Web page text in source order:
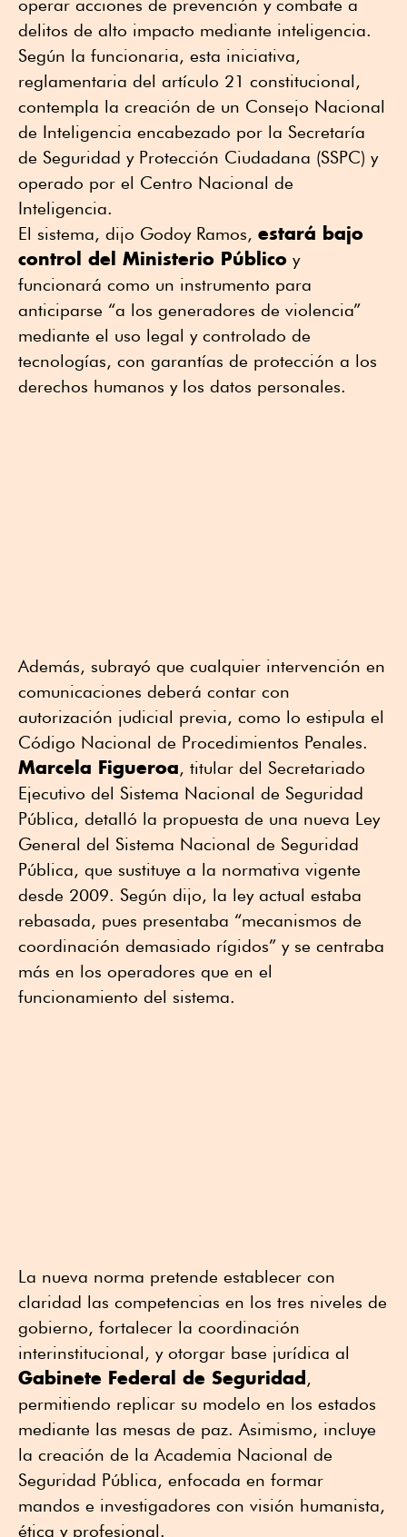
operar acciones de prevención y combate a
delitos de alto impacto mediante inteligencia.
Según la funcionaria, esta iniciativa,
reglamentaria del artículo 21 constitucional,
contempla la creación de un Consejo Nacional
de Inteligencia encabezado por la Secretaría
de Seguridad y Protección Ciudadana (SSPC) y
operado por el Centro Nacional de
Inteligencia.
El sistema, dijo Godoy Ramos, estará bajo
control del Ministerio Público y
funcionará como un instrumento para
anticiparse “a los generadores de violencia”
mediante el uso legal y controlado de
tecnologías, con garantías de protección a los
derechos humanos y los datos personales.
Además, subrayó que cualquier intervención en
comunicaciones deberá contar con
autorización judicial previa, como lo estipula el
Código Nacional de Procedimientos Penales.
Marcela Figueroa, titular del Secretariado
Ejecutivo del Sistema Nacional de Seguridad
Pública, detalló la propuesta de una nueva Ley
General del Sistema Nacional de Seguridad
Pública, que sustituye a la normativa vigente
desde 2009. Según dijo, la ley actual estaba
rebasada, pues presentaba “mecanismos de
coordinación demasiado rígidos” y se centraba
más en los operadores que en el
funcionamiento del sistema.
La nueva norma pretende establecer con
claridad las competencias en los tres niveles de
gobierno, fortalecer la coordinación
interinstitucional, y otorgar base jurídica al
Gabinete Federal de Seguridad,
permitiendo replicar su modelo en los estados
mediante las mesas de paz. Asimismo, incluye
la creación de la Academia Nacional de
Seguridad Pública, enfocada en formar
mandos e investigadores con visión humanista,
ética y profesional.